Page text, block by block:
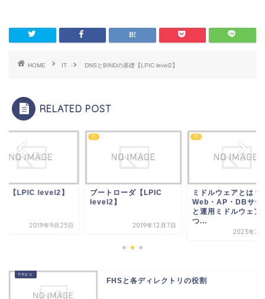
HOME IT DNSとBINDの基礎【LPIC level2】
RELATED POST
【LPIC level2】
2019年9月25日
IT
ブートローダ【LPIC
level2】
2019年12月7日
IT
ミドルウェアとは？
Web・AP・DBサー
と運用ミドルウェア
つ...
2023年2
FHSと各ディレクトリの役割